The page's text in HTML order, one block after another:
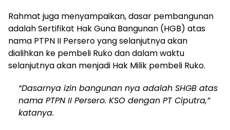
Rahmat juga menyampaikan, dasar pembangunan
adalah Sertifikat Hak Guna Bangunan (HGB) atas
nama PTPN II Persero yang selanjutnya akan
dialihkan ke pembeli Ruko dan dalam waktu
selanjutnya akan menjadi Hak Milik pembeli Ruko.
“Dasarnya izin bangunan nya adalah SHGB atas
nama PTPN II Persero. KSO dengan PT Ciputra,”
katanya.